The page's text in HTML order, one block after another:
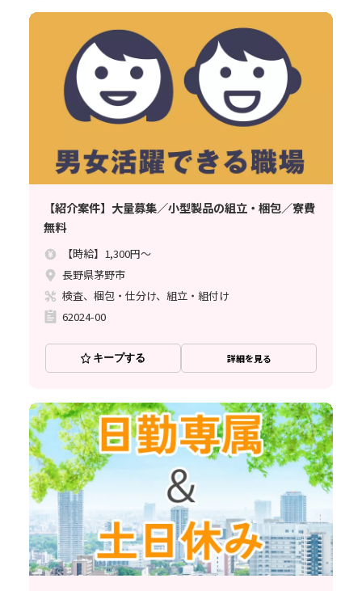
【紹介案件】大量募集／小型製品の組立・梱包／寮費
無料
【時給】1,300円～
長野県茅野市
検査、梱包・仕分け、組立・組付け
62024-00
キープする 詳細を見る